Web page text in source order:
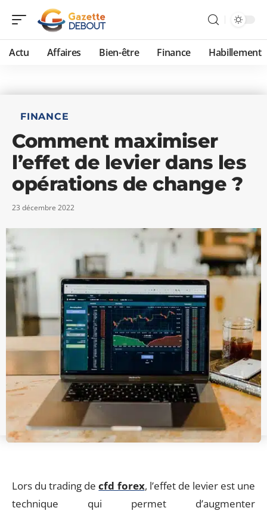
Actu Affaires Bien-être Finance Habillement
FINANCE
Comment maximiser
l’effet de levier dans les
opérations de change ?
23 décembre 2022
Lors du trading decfd forex, l’effet de levier est une
technique qui permet d’augmenter